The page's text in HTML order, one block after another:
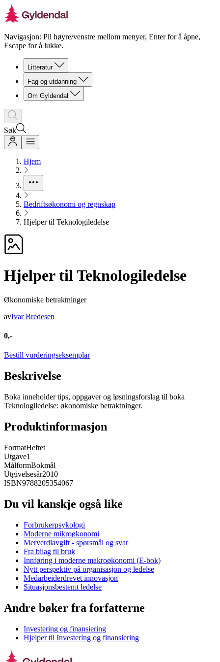
Navigasjon: Pil høyre/venstre mellom menyer, Enter for å åpne,
Escape for å lukke.
Litteratur
Fag og utdanning
Om Gyldendal
Søk
Hjem
Bedriftsøkonomi og regnskap
Hjelper til Teknologiledelse
Hjelper til Teknologiledelse
Økonomiske betraktninger
avIvar Bredesen
0,-
Bestill vurderingseksemplar
Beskrivelse
Boka inneholder tips, oppgaver og løsningsforslag til boka
Teknologiledelse: økonomiske betraktninger.
Produktinformasjon
FormatHeftet
Utgave1
MålformBokmål
Utgivelsesår2010
ISBN9788205354067
Du vil kanskje også like
Forbrukerpsykologi
Moderne mikroøkonomi
Merverdiavgift - spørsmål og svar
Fra bilag til bruk
Innføring i moderne makroøkonomi (E-bok)
Nytt perspektiv på organisasjon og ledelse
Medarbeiderdrevet innovasjon
Situasjonsbestemt ledelse
Andre bøker fra forfatterne
Investering og finansiering
Hjelper til Investering og finansiering